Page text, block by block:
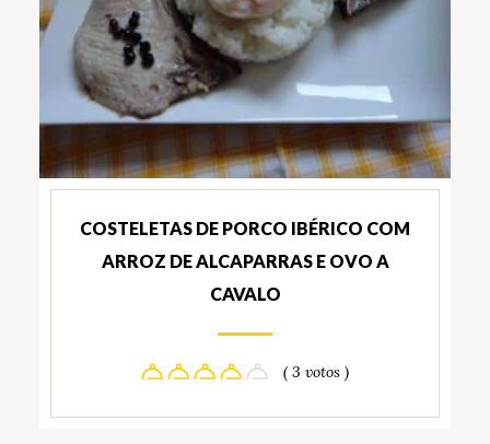
COSTELETAS DE PORCO IBÉRICO COM
ARROZ DE ALCAPARRAS E OVO A
CAVALO
( 3 votos )